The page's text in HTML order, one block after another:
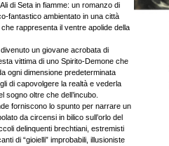
di Seta in fiamme: un romanzo di
fantastico ambientato in una città
rappresenta il ventre apolide della
un giovane acrobata di
vittima di uno Spirito-Demone che
ogni dimensione predeterminata
di capovolgere la realtà e vederla
sogno oltre che dell’incubo.
forniscono lo spunto per narrare un
da circensi in bilico sull’orlo del
delinquenti brechtiani, estremisti
di “gioielli” improbabili, illusioniste